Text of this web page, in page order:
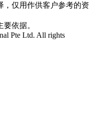
，仅用作供客户参考的资
依据。
Pte Ltd. All rights